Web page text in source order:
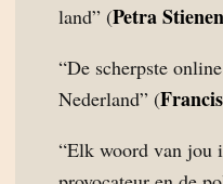
land” (Petra Stienen
“De scherpste
Nederland” (
“Elk woord van jou